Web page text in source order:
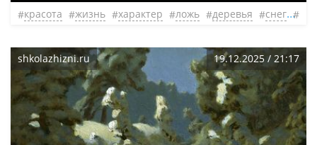
красота жизнь характер ложь деревья снег
shkolazhizni.ru 19.12.2025 / 21:17